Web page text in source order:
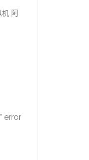
机 阿
error